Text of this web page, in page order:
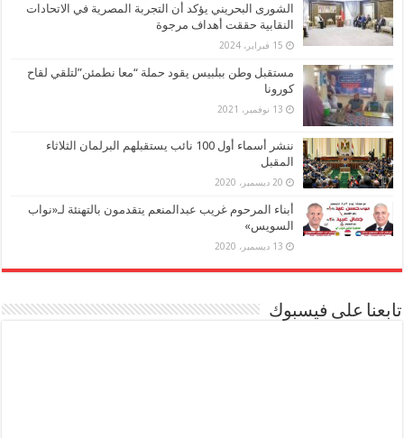
الشورى البحريني يؤكد أن التجربة المصرية في الاتحادات
النقابية حققت أهداف مرجوة
15 فبراير، 2024
مستقبل وطن ببلبيس يقود حملة “معا نطمئن”لتلقي لقاح
كورونا
13 نوفمبر، 2021
ننشر أسماء أول 100 نائب يستقبلهم البرلمان الثلاثاء
المقبل
20 ديسمبر، 2020
أبناء المرحوم غريب عبدالمنعم يتقدمون بالتهنئة لـ«نواب
السويس»
13 ديسمبر، 2020
تابعنا على فيسبوك